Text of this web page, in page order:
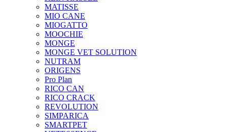
MATISSE
MIO CANE
MIOGATTO
MOOCHIE
MONGE
MONGE VET SOLUTION
NUTRAM
ORIGENS
Pro Plan
RICO CAN
RICO CRACK
REVOLUTION
SIMPARICA
SMARTPET